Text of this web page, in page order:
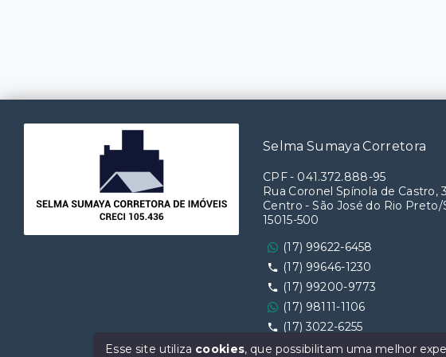
Selma Sumaya Corretora
CPF- 041.372.888-95
Rua Coronel Spínola de Castro,
Centro - São José do Rio Preto/
15015-500
(17) 99622-6458
(17) 99646-1230
(17) 99200-9773
(17) 98111-1106
(17) 3022-6255
Ver e-mail
Esse site utiliza cookies, que possibilitam uma melhor